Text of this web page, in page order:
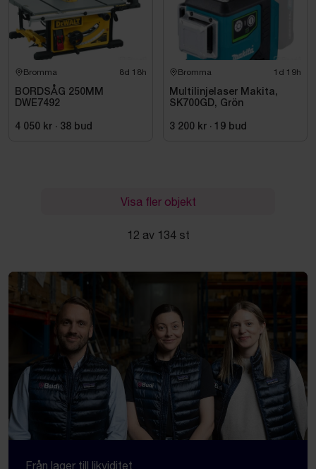
Bromma 8d 18h
BORDSÅG 250MM
DWE7492
4 050 kr · 38 bud
Bromma 1d 19h
Multilinjelaser Makita,
SK700GD, Grön
3 200 kr · 19 bud
Visa fler objekt
12 av 134 st
Från lager till likviditet